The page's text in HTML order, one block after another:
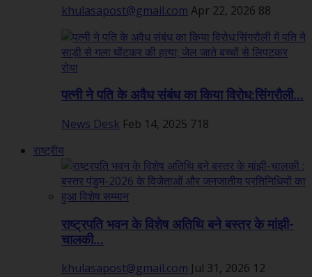
khulasapost@gmail.com Apr 22, 2026 88
पत्नी ने पति के अवैध संबंध का किया विरोध:सिंगरौली...
News Desk Feb 14, 2025 718
राष्ट्रीय
राष्ट्रपति भवन के विशेष अतिथि बने बस्तर के मांझी-
चालकी...
khulasapost@gmail.com Jul 31, 2026 12